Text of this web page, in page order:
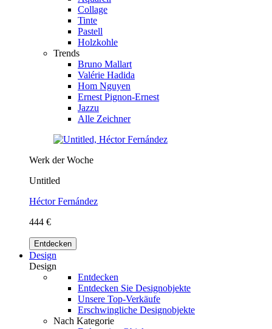
Collage
Tinte
Pastell
Holzkohle
Trends
Bruno Mallart
Valérie Hadida
Hom Nguyen
Ernest Pignon-Ernest
Jazzu
Alle Zeichner
Werk der Woche
Untitled
Héctor Fernández
444 €
Entdecken
Design
Design
Entdecken
Entdecken Sie Designobjekte
Unsere Top-Verkäufe
Erschwingliche Designobjekte
Nach Kategorie